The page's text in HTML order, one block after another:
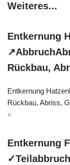
Weiteres...
Entkernung
Rückbau,
Entkernung
Rückbau, Abriss,
»
Entkernung